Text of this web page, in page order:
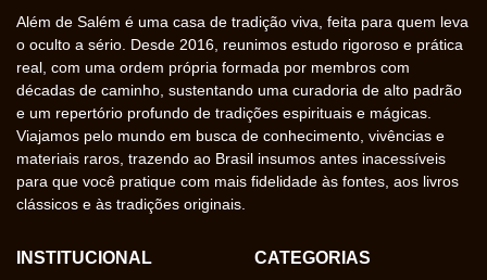
Além de Salém é uma casa de tradição viva, feita para quem leva
o oculto a sério. Desde 2016, reunimos estudo rigoroso e prática
real, com uma ordem própria formada por membros com
décadas de caminho, sustentando uma curadoria de alto padrão
e um repertório profundo de tradições espirituais e mágicas.
Viajamos pelo mundo em busca de conhecimento, vivências e
materiais raros, trazendo ao Brasil insumos antes inacessíveis
para que você pratique com mais fidelidade às fontes, aos livros
clássicos e às tradições originais.
INSTITUCIONAL
CATEGORIAS